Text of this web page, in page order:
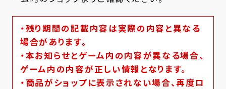
・残り期間の記載内容は実際の内容と異なる
場合があります。
・本お知らせとゲーム内の内容が異なる場合、
ゲーム内の内容が正しい情報となります。
・商品がショップに表示されない場合、再度ロ